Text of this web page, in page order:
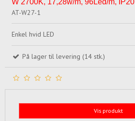
AT-W27-1
Enkel hvid LED
På lager til levering (14 stk.)
Vis produkt